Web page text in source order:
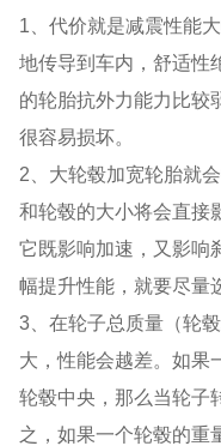
1、代价就是减震性能
地传导到车内，舒适性
的轮胎抗外力能力比较
很容易损坏。
2、大轮毂加宽轮胎就
和轮毂的大小将会直接
它既影响加速，又影响
幅提升性能，就要尽量
3、在轮子总质量（轮
大，性能会越差。如果
轮毂中央，那么当轮子
之，如果一个轮毂的重